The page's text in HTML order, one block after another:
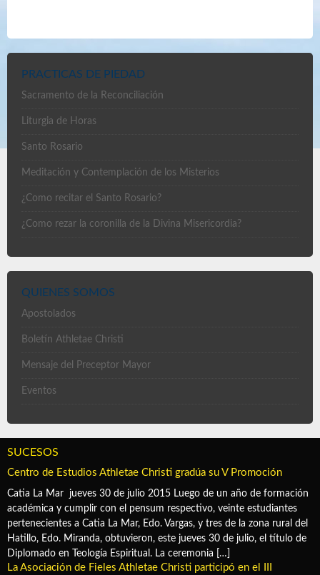
PRACTICAS DE PIEDAD
Sacramento de la Reconciliación
Liturgia de Horas
Santo Rosario
Meditación y Contemplación de los Misterios
¿Como recitar el Santo Rosario?
¿Como rezar la coronilla de la Divina Misericordia?
QUIENES SOMOS
Apostolados
Boletín Athletae Christi
Mensaje del Preceptor Mayor
Eventos
SUCESOS
Centro de Estudios Athletae Christi gradúa su V Promoción
Catia La Mar jueves 30 de julio 2015 Luego de un año de formación
académica y cumplir con el pensum respectivo, veinte estudiantes
pertenecientes a Catia La Mar, Edo. Vargas, y tres de la zona rural del
Hatillo, Edo. Miranda, obtuvieron, este jueves 30 de julio, el título de
Diplomado en Teología Espiritual. La ceremonia […]
La Asociación de Fieles Athletae Christi participó en el III